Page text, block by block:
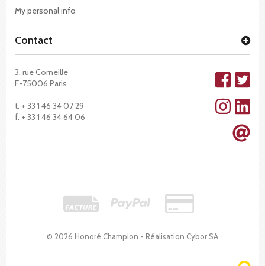
© 2026 Honoré Champion - Réalisation Cybor SA
My personal info
Contact
3, rue Corneille
F-75006 Paris
t. + 33 1 46 34 07 29
f. + 33 1 46 34 64 06